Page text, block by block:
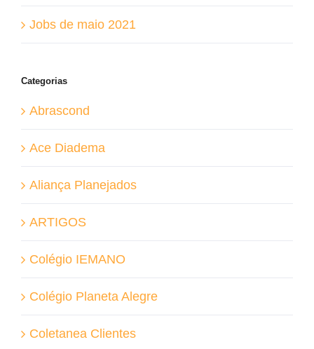
Jobs de maio 2021
Categorias
Abrascond
Ace Diadema
Aliança Planejados
ARTIGOS
Colégio IEMANO
Colégio Planeta Alegre
Coletanea Clientes